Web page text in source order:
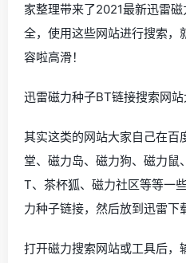
家整理带来了2021最新迅雷
全，使用这些网站进行搜索，
容啦高滑！
迅雷磁力种子BT链接搜索网
其实这类的网站大家自己在百
堂、磁力岛、磁力狗、磁力
T、茶杯狐、磁力社区等等一
力种子链接，然后放到迅雷下
打开磁力搜索网站或工具后，